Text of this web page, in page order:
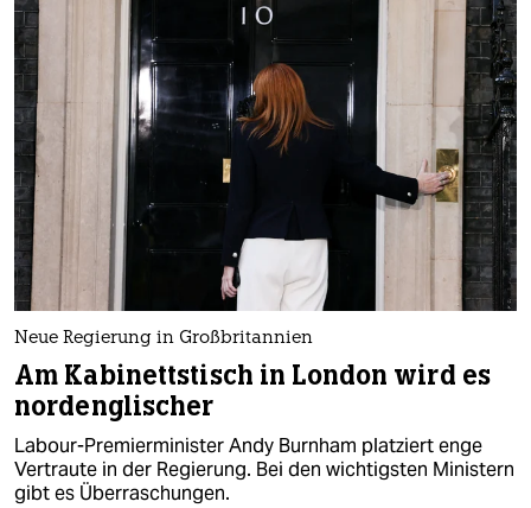
Neue Regierung in Großbritannien
Am Kabinettstisch in London wird es
nordenglischer
Labour-Premierminister Andy Burnham platziert enge
Vertraute in der Regierung. Bei den wichtigsten Ministern
gibt es Überraschungen.